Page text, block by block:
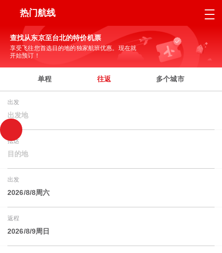
热门航线
查找从东京至台北的特价机票
享受飞往您首选目的地的独家航班优惠。现在就
开始预订！
单程 往返 多个城市
出发
出发地
抵达
目的地
出发
2026/8/8周六
返程
2026/8/9周日